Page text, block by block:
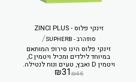
זינקי פלוס - ZINCI PLUS
סופהרב - SUPHERB /
זינקי פלוס הינו סירופ המותאם
במיוחד לילדים ומכיל ויטמין C,
ויטמין D ואבץ, טעים ונוח לנטילה.
מספק השלמה של ויטמינים
₪46
₪31